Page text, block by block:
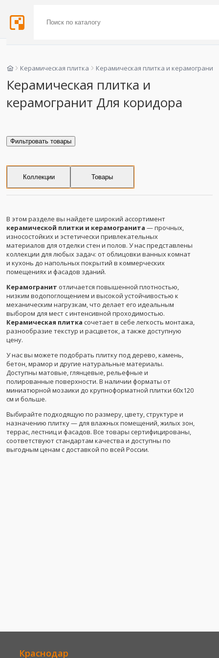
Керамическая плитка Керамическая плитка и керамогранит
Керамическая плитка и
керамогранит Для коридора
Фильтровать товары
Коллекции Товары
В этом разделе вы найдете широкий ассортимент
керамической плитки и керамогранита — прочных,
износостойких и эстетически привлекательных
материалов для отделки стен и полов. У нас представлены
коллекции для любых задач: от облицовки ванных комнат
и кухонь до напольных покрытий в коммерческих
помещениях и фасадов зданий.
Керамогранит отличается повышенной плотностью,
низким водопоглощением и высокой устойчивостью к
механическим нагрузкам, что делает его идеальным
выбором для мест с интенсивной проходимостью.
Керамическая плитка сочетает в себе легкость монтажа,
разнообразие текстур и расцветок, а также доступную
цену.
У нас вы можете подобрать плитку под дерево, камень,
бетон, мрамор и другие натуральные материалы.
Доступны матовые, глянцевые, рельефные и
полированные поверхности. В наличии форматы от
миниатюрной мозаики до крупноформатной плитки 60x120
см и больше.
Выбирайте подходящую по размеру, цвету, структуре и
назначению плитку — для влажных помещений, жилых зон,
террас, лестниц и фасадов. Все товары сертифицированы,
соответствуют стандартам качества и доступны по
выгодным ценам с доставкой по всей России.
Краснодар